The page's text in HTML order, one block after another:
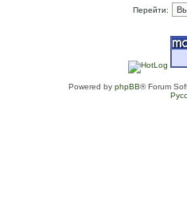
Перейти:
Powered by phpBB® Forum